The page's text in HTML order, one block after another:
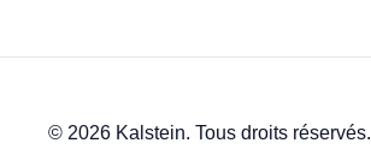
© 2026 Kalstein. Tous droits réservés.